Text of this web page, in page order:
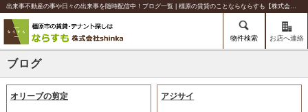
出来事不動産の事や日々の出来事を随時配信中！ブログ一覧 | 橿原の賃貸のことならならすも【株式会社shinka】
物件検索 お店へ連絡
ブログ
オリーブの剪定 アジサイ